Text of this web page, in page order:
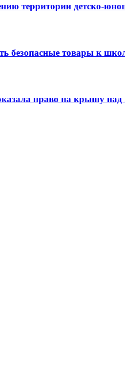
территории детско-
безопасные товары к
право на крышу над